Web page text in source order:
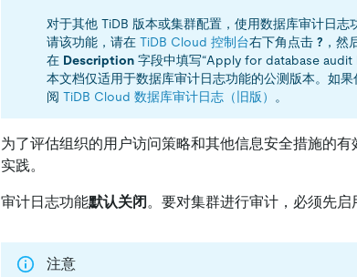
对于其他 TiDB 版本或集群配置，使用数据库审计日
请该功能，请在 TiDB Cloud 控制台右下角点击 ? ，然
在 Description 字段中填写“Apply for database audit
本文档仅适用于数据库审计日志功能的公测版本。如
阅 TiDB Cloud 数据库审计日志（旧版） 。
为了评估组织的用户访问策略和其他信息安全措施的
实践。
审计日志功能默认关闭。要对集群进行审计，必须先启
注意